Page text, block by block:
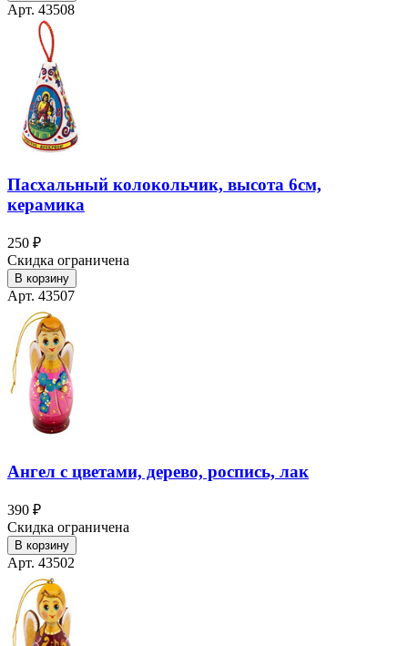
Арт. 43508
Пасхальный колокольчик, высота 6см,
керамика
250 ₽
Скидка ограничена
В корзину
Арт. 43507
Ангел с цветами, дерево, роспись, лак
390 ₽
Скидка ограничена
В корзину
Арт. 43502